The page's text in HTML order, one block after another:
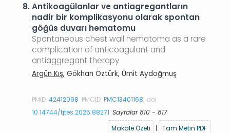
8.Antikoagülanlar ve antiagregantların
nadir bir komplikasyonu olarak spontan
göğüs duvarı hematomu
Spontaneous chest wall hematoma as a rare
complication of anticoagulant and
antiaggregant therapy
Argün Kış, Gökhan Öztürk, Ümit Aydoğmuş
PMID:42412098 PMCID:PMC13401168 doi:
10.14744/tjtes.2025.88271 Sayfalar 810 - 817
Makale Özeti
| Tam Metin PDF